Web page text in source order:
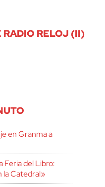
RADIO RELOJ (II)
en Granma a
Feria del Libro:
la Catedral»